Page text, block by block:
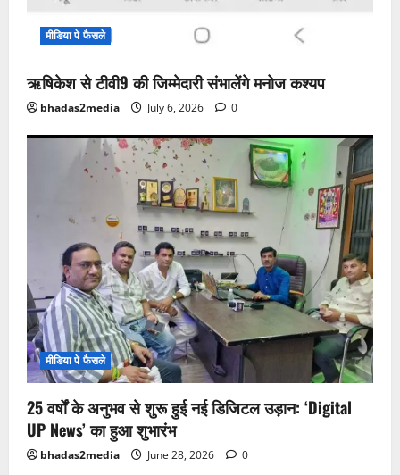
मीडिया पे फैसले
ऋषिकेश से टीवी9 की जिम्मेदारी संभालेंगे मनोज कश्यप
bhadas2media July 6, 2026 0
मीडिया पे फैसले
25 वर्षों के अनुभव से शुरू हुई नई डिजिटल उड़ान: ‘Digital
UP News’ का हुआ शुभारंभ
bhadas2media June 28, 2026 0